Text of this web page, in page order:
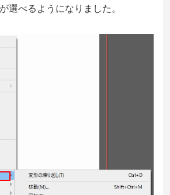
選べるようになりました。